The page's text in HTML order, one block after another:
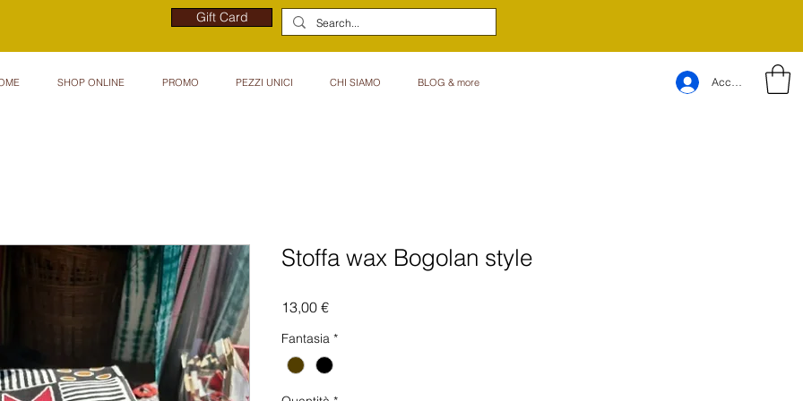
Gift Card
SHOP ONLINE PROMO PEZZI UNICI CHI SIAMO BLOG & more Accedi
Stoffa wax Bogolan style
13,00 €Prezzo
Fantasia *